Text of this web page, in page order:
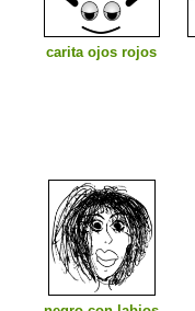
carita ojos rojos